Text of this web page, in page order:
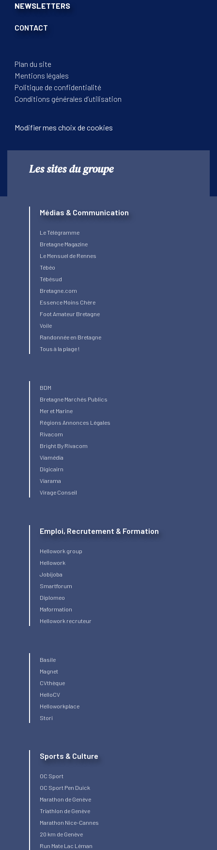
NEWSLETTERS
CONTACT
Plan du site
Mentions légales
Politique de confidentialité
Conditions générales d’utilisation
Modifier mes choix de cookies
Les sites du groupe
Médias & Communication
Le Télégramme
Bretagne Magazine
Le Mensuel de Rennes
Tébéo
Tébésud
Bretagne.com
Essence Moins Chère
Foot Amateur Bretagne
Voile
Randonnée en Bretagne
Tous à la plage !
BDM
Bretagne Marchés Publics
Mer et Marine
Régions Annonces Légales
Rivacom
Bright By Rivacom
Viamédia
Digicairn
Viarama
Virage Conseil
Emploi, Recrutement & Formation
Hellowork group
Hellowork
Jobijoba
Smartforum
Diplomeo
Maformation
Hellowork recruteur
Basile
Magnet
CVthèque
HelloCV
Helloworkplace
Stori
Sports & Culture
OC Sport
OC Sport Pen Duick
Marathon de Genève
Triathlon de Genève
Marathon Nice-Cannes
20 km de Genève
Run Mate Lac Léman